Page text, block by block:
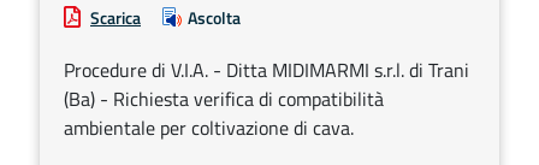
Scarica Ascolta
Procedure di V.I.A. - Ditta MIDIMARMI s.r.l. di Trani
(Ba) - Richiesta verifica di compatibilità
ambientale per coltivazione di cava.